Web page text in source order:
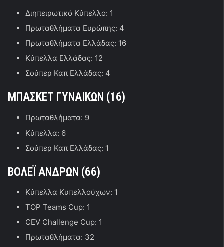
Διηπειρωτικό Κύπελλο: 1
Πρωταθλήματα Ευρώπης: 4
Πρωταθλήματα Ελλάδας: 16
Κύπελλα Ελλάδας: 12
Σούπερ Καπ Ελλάδας: 4
ΜΠΑΣΚΕΤ ΓΥΝΑΙΚΩΝ (16)
Πρωταθλήματα: 9
Κύπελλα: 6
Σούπερ Καπ Ελλάδας: 1
ΒΟΛΕΪ ΑΝΔΡΩΝ (66)
Κύπελλα Κυπελλούχων: 1
TOP Teams Cup: 1
CEV Challenge Cup: 1
Πρωταθλήματα: 32